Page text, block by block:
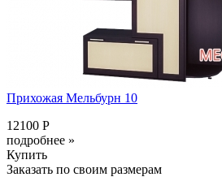
Прихожая Мельбурн 10
12100 Р
подробнее »
Купить
Заказать по своим размерам